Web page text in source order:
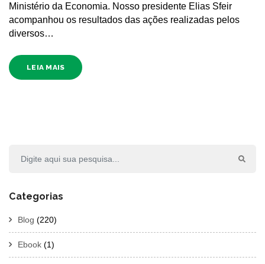
Ministério da Economia. Nosso presidente Elias Sfeir
acompanhou os resultados das ações realizadas pelos
diversos…
LEIA MAIS
Categorias
Blog (220)
Ebook (1)